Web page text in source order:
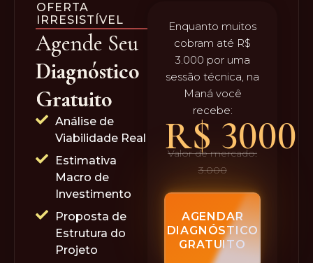
OFERTA
IRRESISTÍVEL
Agende Seu
Diagnóstico
Gratuito
Análise de
Viabilidade Real
Estimativa
Macro de
Investimento
Proposta de
Estrutura do
Projeto
Enquanto muitos
cobram até R$
3.000 por uma
sessão técnica, na
Maná você
recebe:
R$ 3000
Valor de mercado:
3.000
AGENDAR
DIAGNÓSTICO
GRATUITO